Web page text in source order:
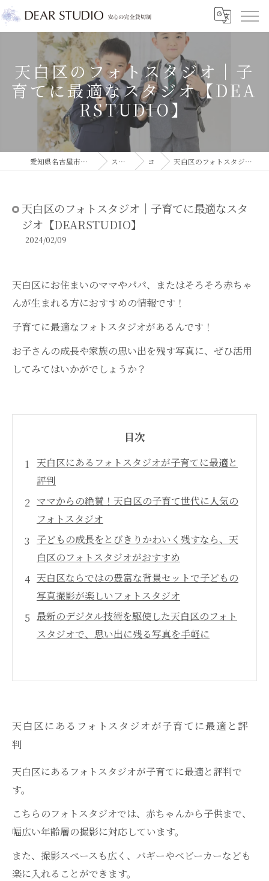
天白区のフォトスタジオ｜子
育てに最適なスタジオ【DEA
RSTUDIO】
愛知県名古屋市のフォトスタジオならDEAR STUDIO スタジオコラム コラム 天白区のフォトスタジオ｜子育てに最適なスタジオ【DEARSTUDIO】
天白区のフォトスタジオ｜子育てに最適なスタ
ジオ【DEARSTUDIO】
2024/02/09
天白区にお住まいのママやパパ、またはそろそろ赤ちゃ
んが生まれる方におすすめの情報です！
子育てに最適なフォトスタジオがあるんです！
お子さんの成長や家族の思い出を残す写真に、ぜひ活用
してみてはいかがでしょうか？
目次
天白区にあるフォトスタジオが子育てに最適と
評判
ママからの絶賛！天白区の子育て世代に人気の
フォトスタジオ
子どもの成長をとびきりかわいく残すなら、天
白区のフォトスタジオがおすすめ
天白区ならではの豊富な背景セットで子どもの
写真撮影が楽しいフォトスタジオ
最新のデジタル技術を駆使した天白区のフォト
スタジオで、思い出に残る写真を手軽に
天白区にあるフォトスタジオが子育てに最適と評
判
天白区にあるフォトスタジオが子育てに最適と評判で
す。
こちらのフォトスタジオでは、赤ちゃんから子供まで、
幅広い年齢層の撮影に対応しています。
また、撮影スペースも広く、バギーやベビーカーなども
楽に入れることができます。